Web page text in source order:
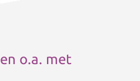
o.a. met